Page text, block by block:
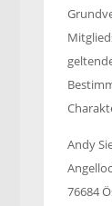
Andy
76684